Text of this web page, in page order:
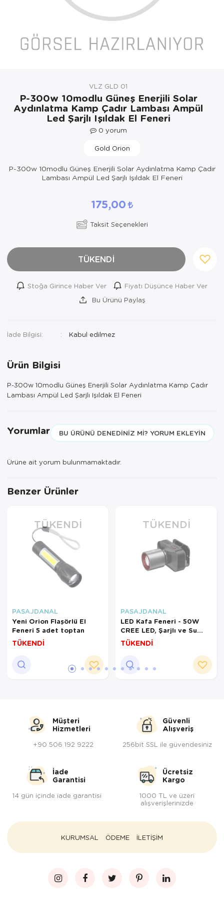
Kozmetik, Kişisel Bakım ve Sağlık
VLZ GLD 01
P-300w 10modlu Güneş Enerjili Solar
Aydınlatma Kamp Çadır Lambası Ampül
Led Şarjlı Işıldak El Feneri
0 yorum
Gold Orion
P-300w 10modlu Güneş Enerjili Solar Aydınlatma Kamp Çadır
Lambası Ampül Led Şarjlı Işıldak El Feneri
175,00
Taksit Seçenekleri
TÜKENDİ
Stoğa Girince Haber Ver
Fiyatı Düşünce Haber Ver
Bu Ürünü Paylaş
İade Bilgisi:
Ürün Bilgisi
P-300w 10modlu Güneş Enerjili Solar Aydınlatma Kamp Çadır
Lambası Ampül Led Şarjlı Işıldak El Feneri
Yorumlar BU ÜRÜNÜ DENEDINIZ MI? YORUM EKLEYIN
Ürüne ait yorum bulunmamaktadır.
Benzer Ürünler
TÜKENDI
PASAJDANAL
Yeni Orion Flaşörlü El
Feneri 5 adet toptan
TÜKENDİ
TÜKENDI
PASAJDANAL
LED Kafa Feneri - 50W
CREE LED, Şarjlı ve Su
Geçirmez
TÜKENDİ
Müşteri
Hizmetleri
+90 506 192 9222
Güvenli
Alışveriş
256bit SSL ile güvendesiniz
İade
Garantisi
14 gün içinde iade garantisi
Ücretsiz
Kargo
1000 TL ve üzeri
alışverişlerinizde
KURUMSAL ÖDEME İLETİŞİM